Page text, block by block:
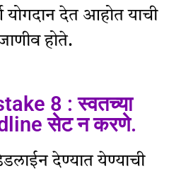
योगदान देत आहोत याची
होते.
8 : स्वतच्या
सेट न करणे.
देण्यात येण्याची